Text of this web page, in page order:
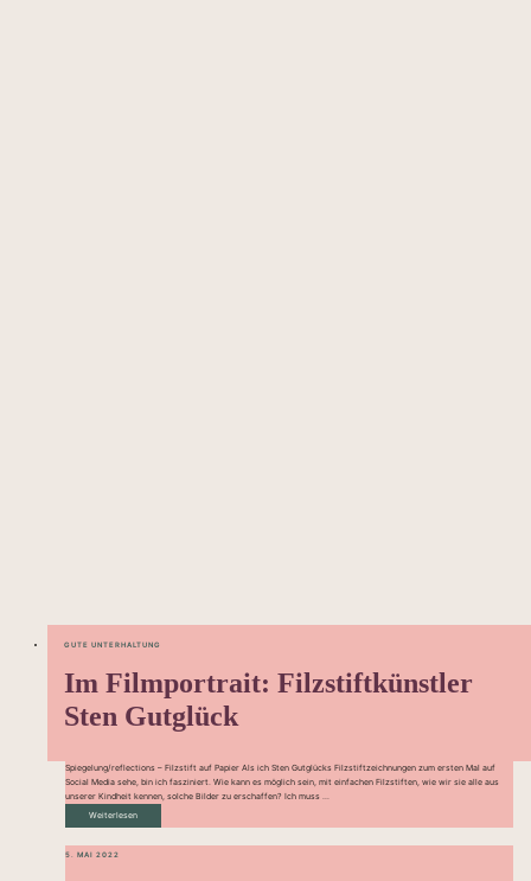
GUTE UNTERHALTUNG
Im Filmportrait: Filzstiftkünstler
Sten Gutglück
Spiegelung/reflections – Filzstift auf Papier Als ich Sten Gutglücks Filzstiftzeichnungen zum ersten Mal auf
Social Media sehe, bin ich fasziniert. Wie kann es möglich sein, mit einfachen Filzstiften, wie wir sie alle aus
unserer Kindheit kennen, solche Bilder zu erschaffen? Ich muss ...
Weiterlesen
5. MAI 2022